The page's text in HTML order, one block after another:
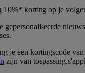
10%* korting op je
gepersonaliseerde
je een kortingscode
zijn van